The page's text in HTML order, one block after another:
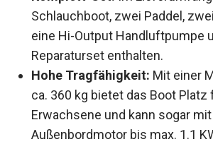
Schlauchboot, zwei Paddel,
eine Hi-Output Handluftpumpe
Reparaturset enthalten.
Hohe Tragfähigkeit: Mit einer
von ca. 360 kg bietet das Boot
Erwachsene und kann sogar mit
Außenbordmotor bis max. 1.1